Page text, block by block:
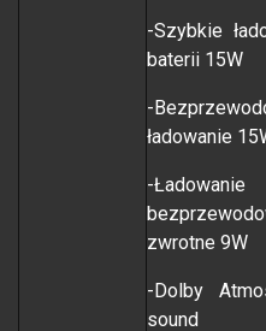
-Szybkie
baterii 15W
-
ładowanie
-Ładowanie
zwrotne 9W
-Dolby
sound